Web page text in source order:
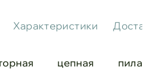
Характеристики
цепная пила